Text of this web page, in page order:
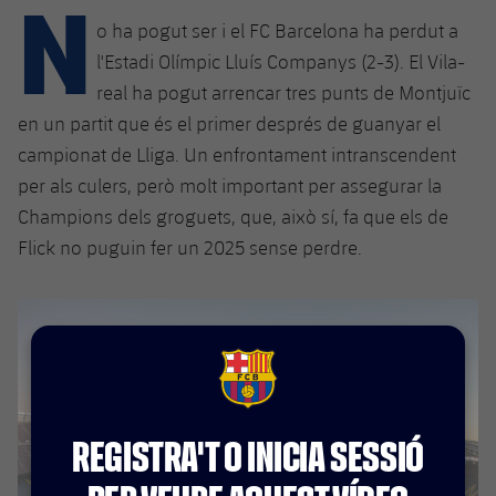
plusicon
més
Instal·lacions
Spotify Camp Nou
Palau Blaugrana
La Masia
Serveis
plusicon
més
SUB13
SUB12
SUB11 A
SUB11 B
SUB10 A
SUB8 A
SUB13 B
SUB12 C
SUB11 C
Entrades
Gameday Shows
Resultats
Classificacions
Palmarès
Barça Atlètic
Junior
Cadet A
Cadet B
PLUSICON
MÉS
Primer Equip
plusicon
més
Actualitat
Calendari
Jugadors
Barça Atlètic
plusicon
més
Actualitat
Jugadors
Base
plusicon
més
Cadet B
PLUSICON
MÉS
Calendari
plusicon
més
Actualitat
N o ha pogut ser i el FC Barcelona ha perdut a
l'Estadi Olímpic Lluís Companys (2-3). El Vila-
real ha pogut arrencar tres punts de Montjuïc
en un partit que és el primer després de guanyar el
campionat de Lliga. Un enfrontament intranscendent
per als culers, però molt important per assegurar la
Champions dels groguets, que, això sí, fa que els de
Flick no puguin fer un 2025 sense perdre.
FCB Barcelona badge
REGISTRA'T O INICIA SESSIÓ